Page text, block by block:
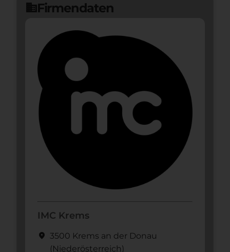
domainFirmendaten
IMC Krems
location_on 3500 Krems an der Donau
(Nieder­österreich)